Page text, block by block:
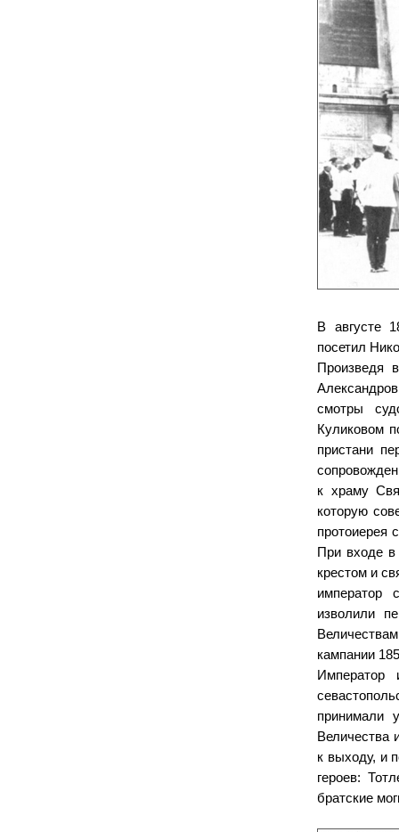
В августе
посетил
Произведя
смотры
Куликовом
пристани
к храму
которую
протоиерея
При входе в
крестом и
император
изволили
кампании
Император
принимали
Величества
к выходу, и
героев:
братские